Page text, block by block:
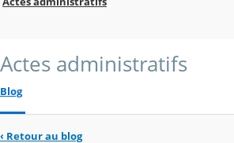
Actes administratifs
Blog
‹ Retour au blog